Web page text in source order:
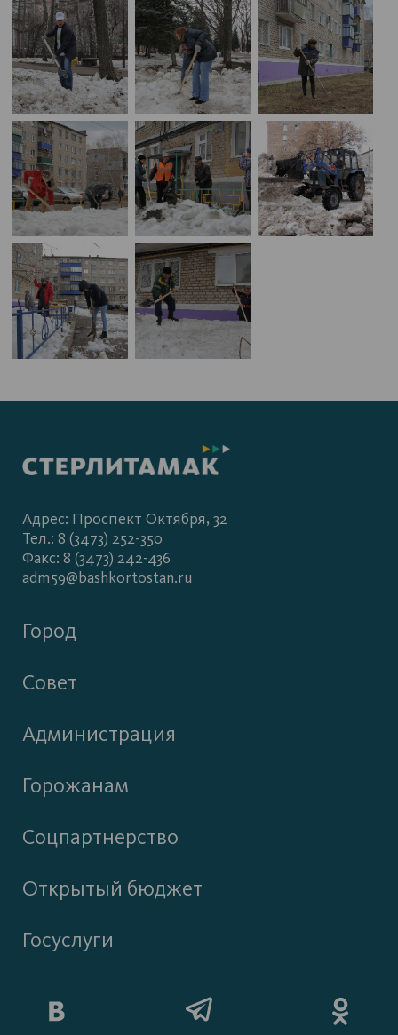
Адрес: Проспект Октября, 32
Тел.: 8 (3473) 252-350
Факс: 8 (3473) 242-436
adm59@bashkortostan.ru
Город
Совет
Администрация
Горожанам
Соцпартнерство
Открытый бюджет
Госуслуги